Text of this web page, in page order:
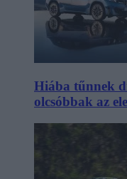
Hiába tűnnek
olcsóbbak az